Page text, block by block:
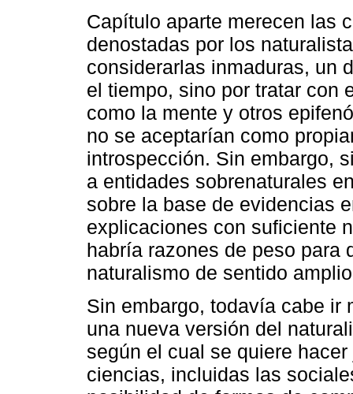
Capítulo aparte merecen las
denostadas por los
considerarlas inmaduras, un
el tiempo, sino por tratar con
como la mente y otros
no se aceptarían como
introspección. Sin embargo,
a entidades sobrenaturales
sobre la base de evidencias
explicaciones con suficiente
habría razones de peso para
naturalismo de sentido
Sin embargo, todavía cabe ir
una nueva versión del
según el cual se quiere
ciencias, incluidas las